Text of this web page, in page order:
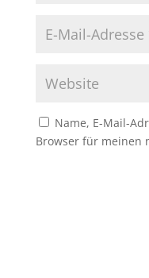
Name, E-Mail-
Browser für meinen